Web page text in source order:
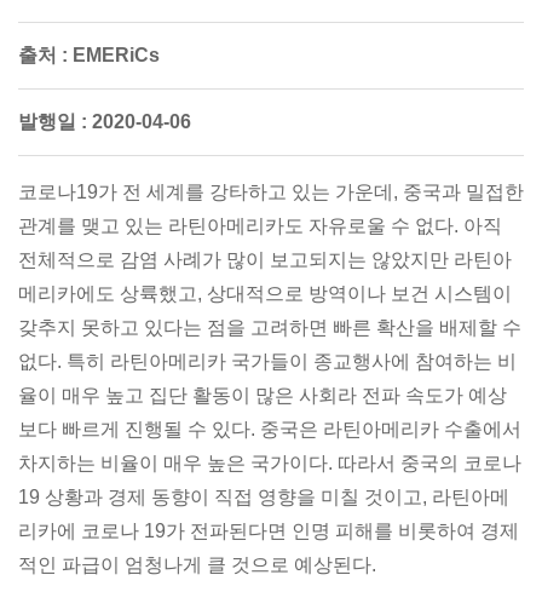
출처 : EMERiCs
발행일 : 2020-04-06
코로나19가 전 세계를 강타하고 있는 가운데, 중국과 밀접한
관계를 맺고 있는 라틴아메리카도 자유로울 수 없다. 아직
전체적으로 감염 사례가 많이 보고되지는 않았지만 라틴아
메리카에도 상륙했고, 상대적으로 방역이나 보건 시스템이
갖추지 못하고 있다는 점을 고려하면 빠른 확산을 배제할 수
없다. 특히 라틴아메리카 국가들이 종교행사에 참여하는 비
율이 매우 높고 집단 활동이 많은 사회라 전파 속도가 예상
보다 빠르게 진행될 수 있다. 중국은 라틴아메리카 수출에서
차지하는 비율이 매우 높은 국가이다. 따라서 중국의 코로나
19 상황과 경제 동향이 직접 영향을 미칠 것이고, 라틴아메
리카에 코로나 19가 전파된다면 인명 피해를 비롯하여 경제
적인 파급이 엄청나게 클 것으로 예상된다.